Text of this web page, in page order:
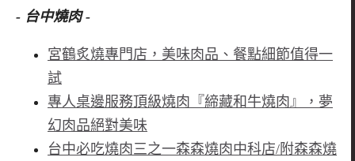
- 台中燒肉 -
宮鶴炙燒專門店，美味肉品、餐點細節值得一
試
專人桌邊服務頂級燒肉『締藏和牛燒肉』，夢
幻肉品絕對美味
台中必吃燒肉三之一森森燒肉中科店/附森森燒